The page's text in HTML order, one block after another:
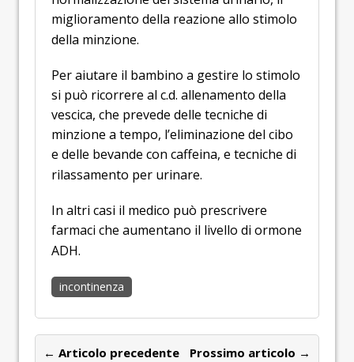
miglioramento della reazione allo stimolo
della minzione.
Per aiutare il bambino a gestire lo stimolo
si può ricorrere al c.d. allenamento della
vescica, che prevede delle tecniche di
minzione a tempo, l’eliminazione del cibo
e delle bevande con caffeina, e tecniche di
rilassamento per urinare.
In altri casi il medico può prescrivere
farmaci che aumentano il livello di ormone
ADH.
incontinenza
← Articolo precedente Prossimo articolo →